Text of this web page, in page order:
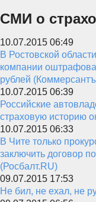
СМИ о
10.07.2015 06:49
В Ростовской
компании
рублей
10.07.2015 06:39
Российские
страховую историю
10.07.2015 06:33
В Чите только
заключить договор
(Росбалт.RU)
09.07.2015 17:53
Не бил, не ехал, не